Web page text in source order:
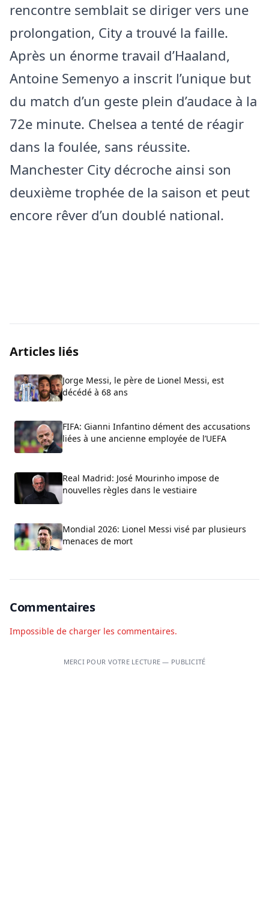
rencontre semblait se diriger vers une
prolongation, City a trouvé la faille.
Après un énorme travail d’Haaland,
Antoine Semenyo a inscrit l’unique but
du match d’un geste plein d’audace à la
72e minute. Chelsea a tenté de réagir
dans la foulée, sans réussite.
Manchester City décroche ainsi son
deuxième trophée de la saison et peut
encore rêver d’un doublé national.
Articles liés
Jorge Messi, le père de Lionel Messi, est
décédé à 68 ans
FIFA: Gianni Infantino dément des accusations
liées à une ancienne employée de l’UEFA
Real Madrid: José Mourinho impose de
nouvelles règles dans le vestiaire
Mondial 2026: Lionel Messi visé par plusieurs
menaces de mort
Commentaires
Impossible de charger les commentaires.
MERCI POUR VOTRE LECTURE — PUBLICITÉ